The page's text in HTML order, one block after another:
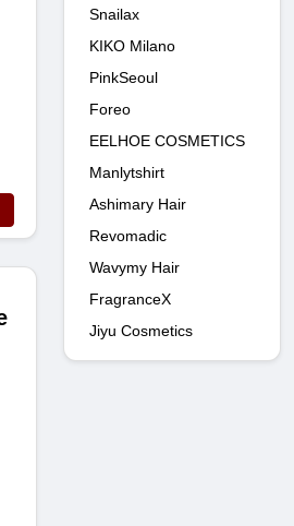
Snailax
KIKO Milano
PinkSeoul
Foreo
EELHOE COSMETICS
Manlytshirt
Ashimary Hair
Revomadic
Wavymy Hair
FragranceX
Jiyu Cosmetics